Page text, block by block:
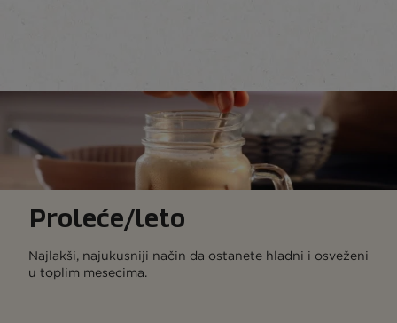
Proleće/leto
Najlakši, najukusniji način da ostanete hladni i osveženi
u toplim mesecima.